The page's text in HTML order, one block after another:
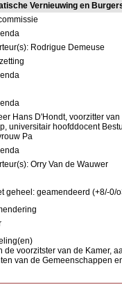
Vernieuwing en
Rodrigue Demeuse
Hans D'Hondt, voorzitter
universitair hoofddocent
Pa
Orry Van de Wauwer
geheel: geamendeerd (+8/-0/
de voorzitster van de Kamer,
van de Gemeenschappen